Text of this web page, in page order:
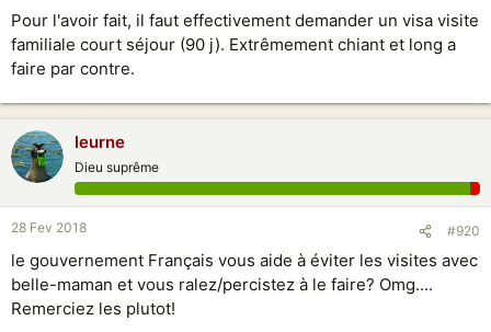
semaines
Merci de toutes vos réponses.
Pour l'avoir fait, il faut effectivement demander un visa visite
familiale court séjour (90 j). Extrêmement chiant et long a
faire par contre.
leurne
Dieu suprême
28 Fev 2018 #920
le gouvernement Français vous aide à éviter les visites avec
belle-maman et vous ralez/percistez à le faire? Omg....
Remerciez les plutot!